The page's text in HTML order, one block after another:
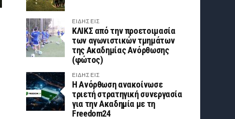
ΕΙΔΗΣΕΙΣ
ΚΛΙΚΣ από την προετοιμασία
των αγωνιστικών τμημάτων
της Ακαδημίας Ανόρθωσης
(φώτος)
ΕΙΔΗΣΕΙΣ
Η Ανόρθωση ανακοίνωσε
τριετή στρατηγική συνεργασία
για την Ακαδημία με τη
Freedom24